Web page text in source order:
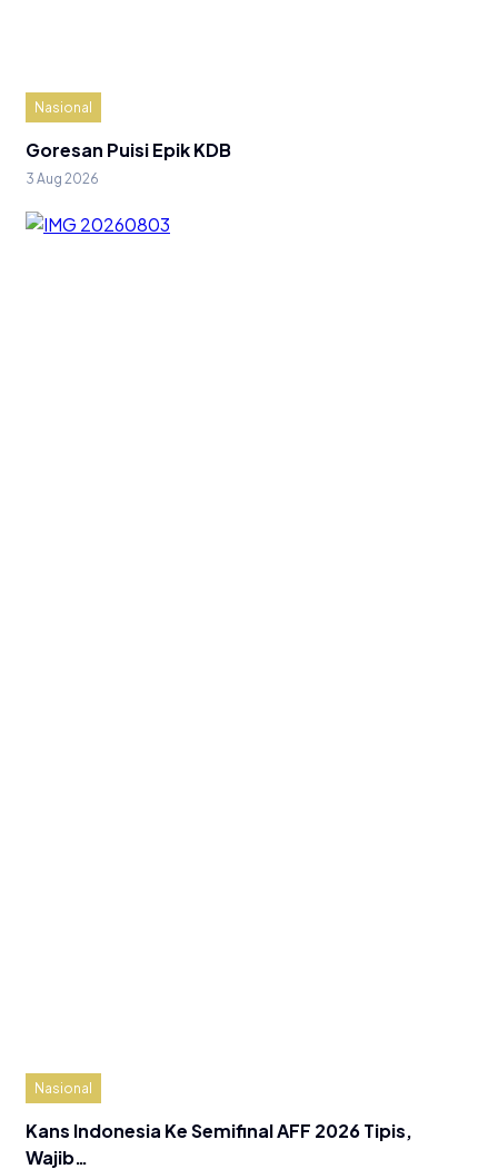
Nasional
Goresan Puisi Epik KDB
3 Aug 2026
Nasional
Kans Indonesia Ke Semifinal AFF 2026 Tipis,
Wajib…